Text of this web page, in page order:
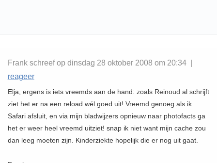
Frank schreef op dinsdag 28 oktober 2008 om 20:34 |
reageer
Elja, ergens is iets vreemds aan de hand: zoals Reinoud al schrijft
ziet het er na een reload wél goed uit! Vreemd genoeg als ik
Safari afsluit, en via mijn bladwijzers opnieuw naar photofacts ga
het er weer heel vreemd uitziet! snap ik niet want mijn cache zou
dan leeg moeten zijn. Kinderziekte hopelijk die er nog uit gaat.